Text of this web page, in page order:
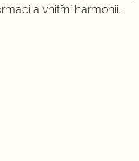
a vnitřní harmonii.